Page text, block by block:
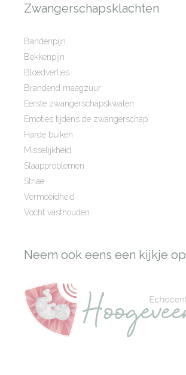
Zwangerschapsklachten
Bandenpijn
Bekkenpijn
Bloedverlies
Brandend maagzuur
Eerste zwangerschapskwalen
Emoties tijdens de zwangerschap
Harde buiken
Misselijkheid
Slaapproblemen
Striae
Vermoeidheid
Vocht vasthouden
Neem ook eens een kijkje op